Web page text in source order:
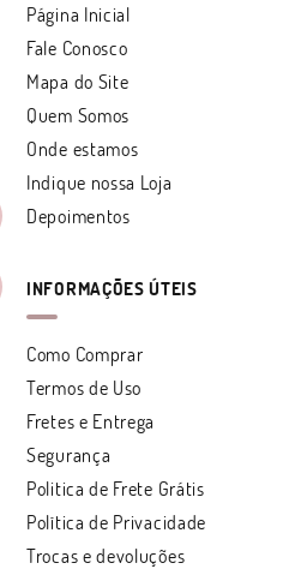
Página Inicial
Fale Conosco
Mapa do Site
Quem Somos
Onde estamos
Indique nossa Loja
Depoimentos
INFORMAÇÕES ÚTEIS
Como Comprar
Termos de Uso
Fretes e Entrega
Segurança
Politica de Frete Grátis
Política de Privacidade
Trocas e devoluções